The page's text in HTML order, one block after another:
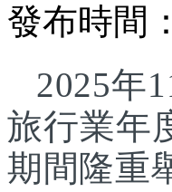
發布時間
2025年
旅行業年
期間隆重